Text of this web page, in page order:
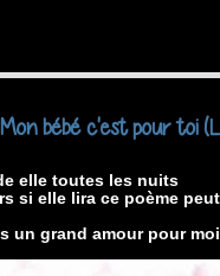
Mon bébé c'est pour toi
elle toutes les nuits
si elle lira ce poème
un grand amour pour